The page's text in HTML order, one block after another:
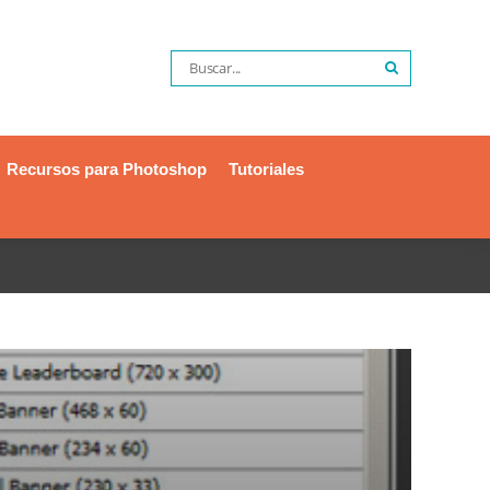
Recursos para Photoshop Tutoriales